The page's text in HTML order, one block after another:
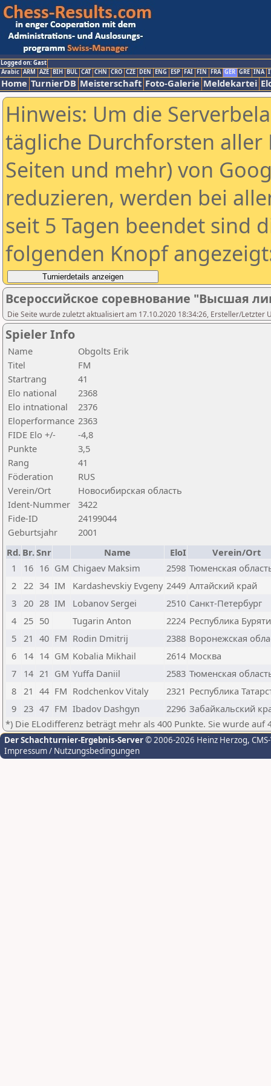
Logged on: Gast
Arabic ARM AZE BIH BUL CAT CHN CRO CZE DEN ENG ESP FAI FIN FRA GER GRE INA
Home TurnierDB Meisterschaft Foto-Galerie Meldekartei
Hinweis: Um die
tägliche Durchforsten aller
Seiten und mehr) von
reduzieren, werden bei
seit 5 Tagen beendet sind
folgenden Knopf
Всероссийское соревнование "Высшая
Die Seite wurde zuletzt aktualisiert am 17.10.2020 18:34:26, Ersteller/Letzter
Spieler Info
Name
Obgolts Erik
Titel
FM
Startrang
41
Elo national
2368
Elo intnational
2376
Eloperformance 2363
FIDE Elo +/-
-4,8
Punkte
3,5
Rang
41
Föderation
RUS
Verein/Ort
Новосибирская область
Ident-Nummer
3422
Fide-ID
24199044
Geburtsjahr
2001
Rd. Br.Snr Name EloI
Verein/Ort
1
16 16 GM Chigaev Maksim 2598 Тюменская
2
22 34 IM Kardashevskiy Evgeny 2449 Алтайский край
3
20 28 IM Lobanov Sergei 2510 Санкт-Петербург
4
25 50 Tugarin Anton 2224 Республика
5
21 40 FM Rodin Dmitrij 2388 Воронежская
6
14 14 GM Kobalia Mikhail 2614 Москва
7
14 21 GM Yuffa Daniil 2583 Тюменская
8
21 44 FM Rodchenkov Vitaly 2321 Республика
9
23 47 FM Ibadov Dashgyn 2296 Забайкальский
*) Die ELodifferenz beträgt mehr als 400 Punkte. Sie wurde auf
Der Schachturnier-Ergebnis-Server© 2006-2026 Heinz Herzog,
Impressum / Nutzungsbedingungen